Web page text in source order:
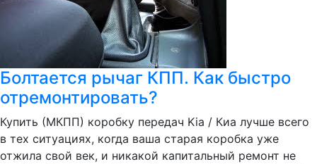
Болтается рычаг КПП. Как быстро
отремонтировать?
Купить (МКПП) коробку передач Kia / Киа лучше всего
в тех ситуациях, когда ваша старая коробка уже
отжила свой век, и никакой капитальный ремонт не